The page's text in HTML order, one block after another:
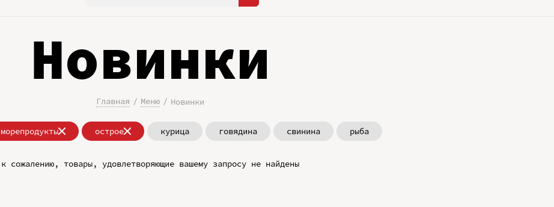
Новинки
Главная Меню Новинки
морепродукты острое курица говядина свинина рыба
к сожалению, товары, удовлетворяющие вашему запросу не найдены